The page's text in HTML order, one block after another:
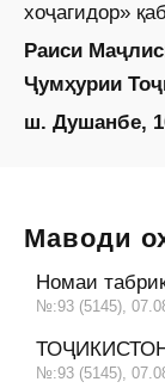
хоҷагидор»
Раиси
Ҷумҳурии
ш. Душанбе,
Маводи
Номаи
№:93 (5145),
№:93 (5145),